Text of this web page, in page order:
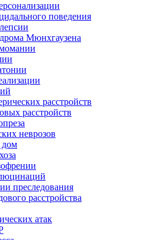
поведения
Мюнхгаузена
расстройств
расстройств
неврозов
дом
преследования
расстройства
атак